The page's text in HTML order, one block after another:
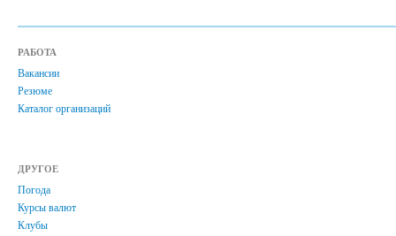
РАБОТА
Вакансии
Резюме
Каталог организаций
ДРУГОЕ
Погода
Курсы валют
Клубы